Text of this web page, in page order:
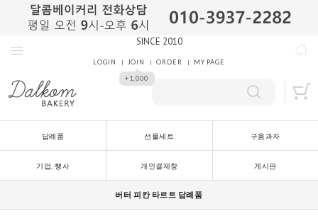
SINCE 2010
LOGIN JOIN
+1,000
ORDER MY PAGE
답례품 선물세트 구움과자
기업, 행사 개인결제창 게시판
버터 피칸 타르트 답례품